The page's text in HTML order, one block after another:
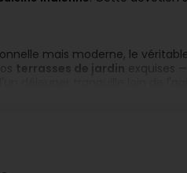
mais moderne, le
terrasses de jardin
exquises
. Que vous vous joigniez à